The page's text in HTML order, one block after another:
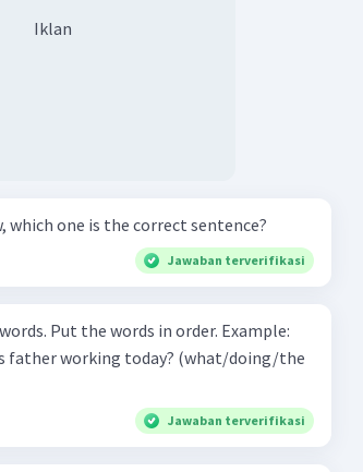
Iklan
which one is the correct sentence?
Jawaban terverifikasi
Put the words in order. Example:
today? (what/doing/the
Jawaban terverifikasi